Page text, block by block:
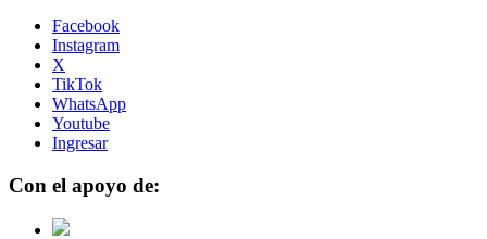
Facebook
Instagram
X
TikTok
WhatsApp
Youtube
Ingresar
Con el apoyo de: